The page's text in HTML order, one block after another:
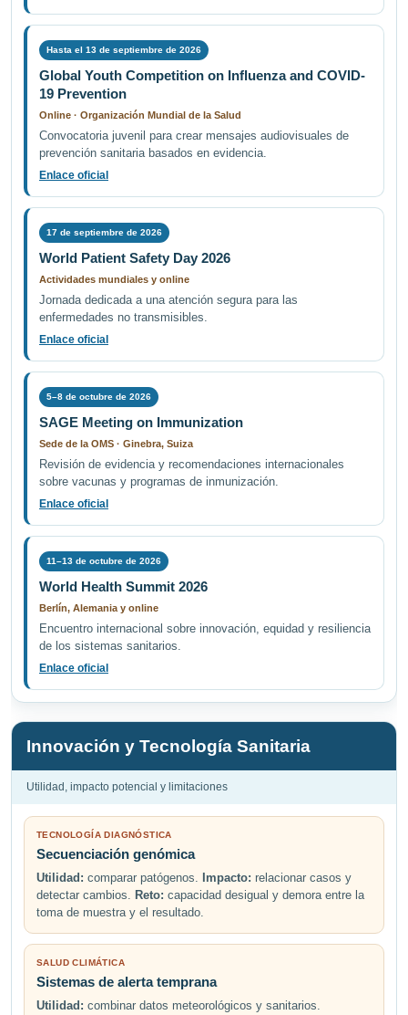
Hasta el 13 de septiembre de 2026
Global Youth Competition on Influenza and COVID-
19 Prevention
Online · Organización Mundial de la Salud
Convocatoria juvenil para crear mensajes audiovisuales de
prevención sanitaria basados en evidencia.
Enlace oficial
17 de septiembre de 2026
World Patient Safety Day 2026
Actividades mundiales y online
Jornada dedicada a una atención segura para las
enfermedades no transmisibles.
Enlace oficial
5–8 de octubre de 2026
SAGE Meeting on Immunization
Sede de la OMS · Ginebra, Suiza
Revisión de evidencia y recomendaciones internacionales
sobre vacunas y programas de inmunización.
Enlace oficial
11–13 de octubre de 2026
World Health Summit 2026
Berlín, Alemania y online
Encuentro internacional sobre innovación, equidad y resiliencia
de los sistemas sanitarios.
Enlace oficial
Innovación y Tecnología Sanitaria
Utilidad, impacto potencial y limitaciones
TECNOLOGÍA DIAGNÓSTICA
Secuenciación genómica
Utilidad: comparar patógenos. Impacto: relacionar casos y
detectar cambios. Reto: capacidad desigual y demora entre la
toma de muestra y el resultado.
SALUD CLIMÁTICA
Sistemas de alerta temprana
Utilidad: combinar datos meteorológicos y sanitarios.